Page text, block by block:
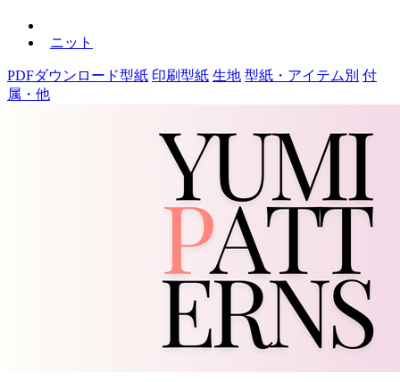
ニット
PDFダウンロード型紙 印刷型紙 生地 型紙・アイテム別 付
属・他